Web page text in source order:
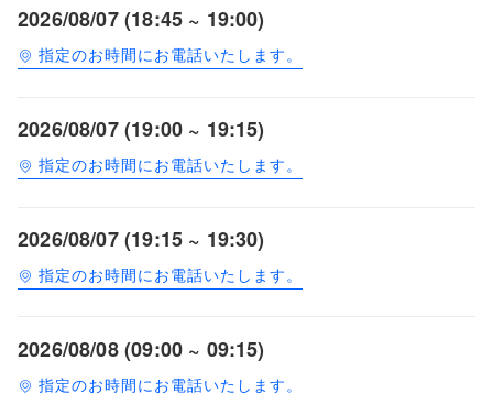
2026/08/07 (18:45 ~ 19:00)
指定のお時間にお電話いたします。
2026/08/07 (19:00 ~ 19:15)
指定のお時間にお電話いたします。
2026/08/07 (19:15 ~ 19:30)
指定のお時間にお電話いたします。
2026/08/08 (09:00 ~ 09:15)
指定のお時間にお電話いたします。